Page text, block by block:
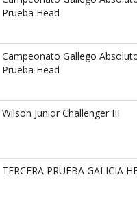
Prueba Head
Campeonato Gallego
Prueba Head
Wilson Junior Challenger III
TERCERA PRUEBA GALICIA